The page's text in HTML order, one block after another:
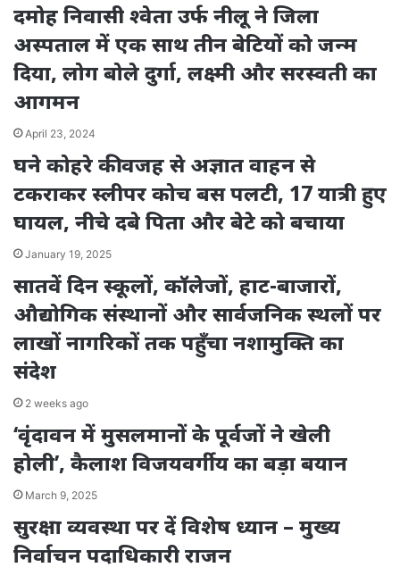
दमोह निवासी श्वेता उर्फ नीलू ने जिला
अस्पताल में एक साथ तीन बेटियों को जन्म
दिया, लोग बोले दुर्गा, लक्ष्मी और सरस्वती का
आगमन
April 23, 2024
घने कोहरे की वजह से अज्ञात वाहन से
टकराकर स्लीपर कोच बस पलटी, 17 यात्री हुए
घायल, नीचे दबे पिता और बेटे को बचाया
January 19, 2025
सातवें दिन स्कूलों, कॉलेजों, हाट-बाजारों,
औद्योगिक संस्थानों और सार्वजनिक स्थलों पर
लाखों नागरिकों तक पहुँचा नशामुक्ति का
संदेश
2 weeks ago
‘वृंदावन में मुसलमानों के पूर्वजों ने खेली
होली’, कैलाश विजयवर्गीय का बड़ा बयान
March 9, 2025
सुरक्षा व्यवस्था पर दें विशेष ध्यान – मुख्य
निर्वाचन पदाधिकारी राजन